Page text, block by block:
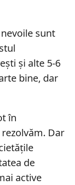
sunt
şi alte 5-6
bine, dar
în
Dar
de
active